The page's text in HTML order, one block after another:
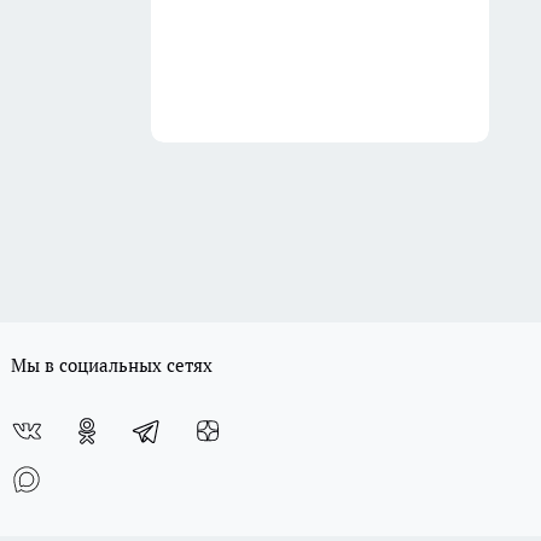
Мы в социальных сетях